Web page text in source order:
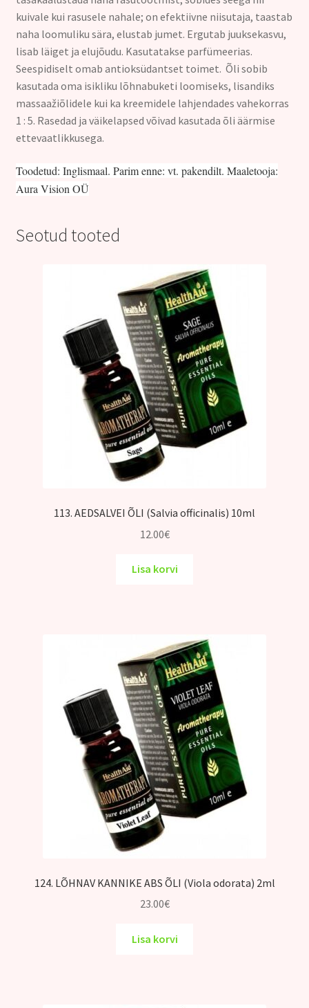
kuivale kui rasusele nahale; on efektiivne niisutaja, taastab
naha loomuliku sära, elustab jumet. Ergutab juuksekasvu,
lisab läiget ja elujõudu. Kasutatakse parfümeerias.
Seespidiselt omab antioksüdantset toimet. Õli sobib
kasutada oma isikliku lõhnabuketi loomiseks, lisandiks
massaažiõlidele kui ka kreemidele lahjendades vahekorras
1 : 5. Rasedad ja väikelapsed võivad kasutada õli äärmise
ettevaatlikkusega.
Toodetud: Inglismaal. Parim enne: vt. pakendilt. Maaletooja:
Aura Vision OÜ
Seotud tooted
113. AEDSALVEI ÕLI (Salvia officinalis) 10ml
12.00€
Lisa korvi
124. LÕHNAV KANNIKE ABS ÕLI (Viola odorata) 2ml
23.00€
Lisa korvi